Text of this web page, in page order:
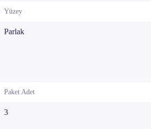
Yüzey
Parlak
Paket Adet
3